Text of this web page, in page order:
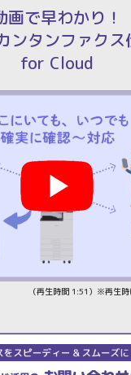
画で早わかり！
ンタンファクス
for Cloud
（再生時間 1:51）※再生時